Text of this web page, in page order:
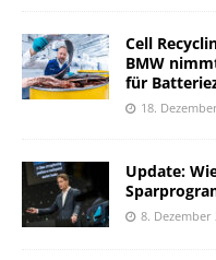
Cell
BMW
für
18.
Update:
8. Dezember